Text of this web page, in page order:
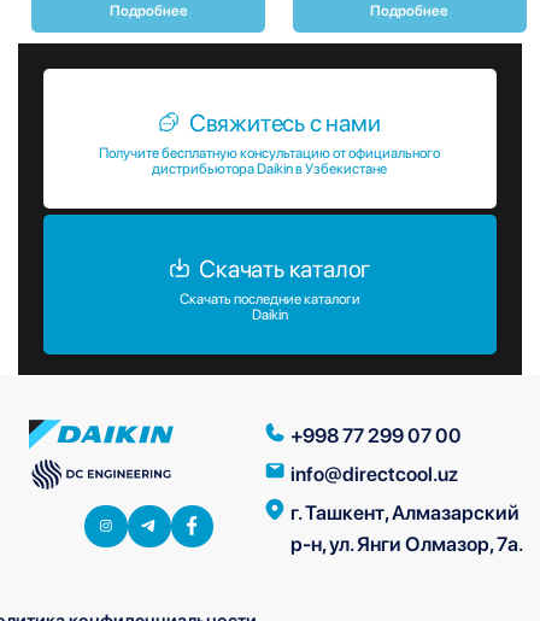
Подробнее Подробнее
Свяжитесь с нами
Получите бесплатную консультацию от официального
дистрибьютора Daikin в Узбекистане
Скачать каталог
Скачать последние каталоги
Daikin
+998 77 299 07 00
info@directcool.uz
г. Ташкент, Алмазарский
р-н, ул. Янги Олмазор, 7а.